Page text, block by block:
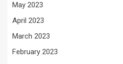
May 2023
April 2023
March 2023
February 2023